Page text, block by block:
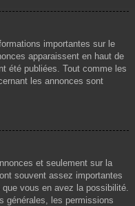
importantes sur le
apparaissent en haut de
été publiées. Tout comme les
les annonces sont
et seulement sur la
souvent assez importantes
vous en avez la possibilité.
générales, les permissions